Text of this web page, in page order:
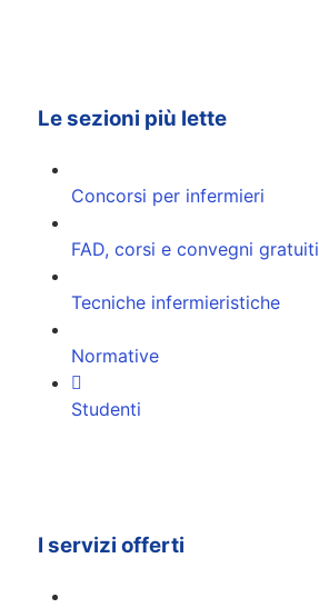
Le sezioni più lette
Concorsi per infermieri
FAD, corsi e convegni gratuiti
Tecniche infermieristiche
Normative
Studenti
I servizi offerti